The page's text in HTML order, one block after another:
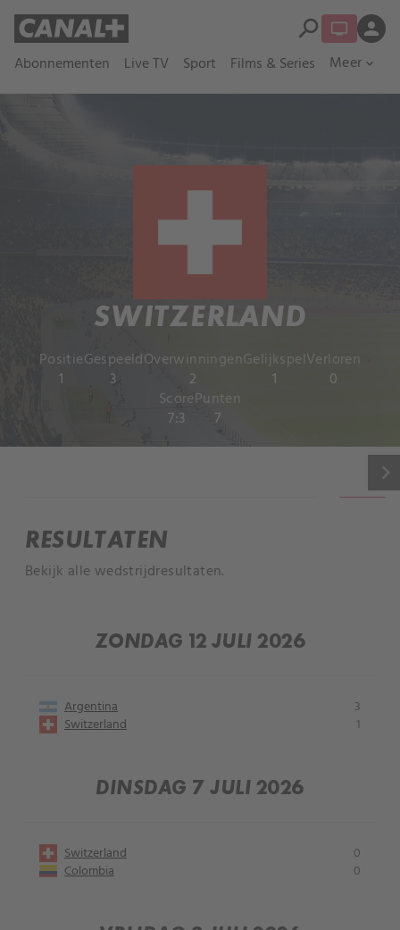
Abonnementen Live TV Sport Films & Series Meer expand_more
search person
SWITZERLAND
Positie
1
Gespeeld
3
Overwinningen
2
Gelijkspel
1
Verloren
0
Score
7:3
Punten
7
keyboard_arrow_right
RESULTATEN
Bekijk alle wedstrijdresultaten.
ZONDAG 12 JULI 2026
Argentina
3
Switzerland
1
DINSDAG 7 JULI 2026
Switzerland
0
Colombia
0